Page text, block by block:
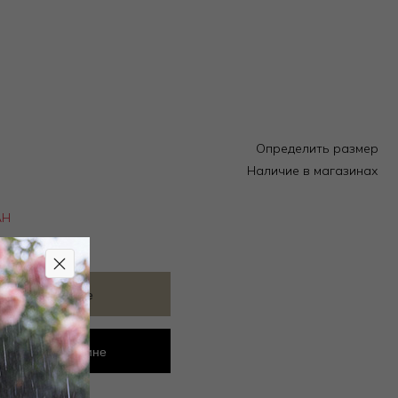
Определить размер
Наличие в магазинах
в избранное
в магазине